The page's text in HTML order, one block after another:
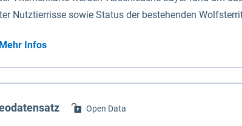
Nutztierrisse sowie Status der bestehenden
Mehr Infos
Open Data